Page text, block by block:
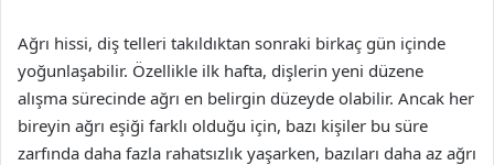
Ağrı hissi, diş telleri takıldıktan sonraki birkaç gün içinde
yoğunlaşabilir. Özellikle ilk hafta, dişlerin yeni düzene
alışma sürecinde ağrı en belirgin düzeyde olabilir. Ancak her
bireyin ağrı eşiği farklı olduğu için, bazı kişiler bu süre
zarfında daha fazla rahatsızlık yaşarken, bazıları daha az ağrı